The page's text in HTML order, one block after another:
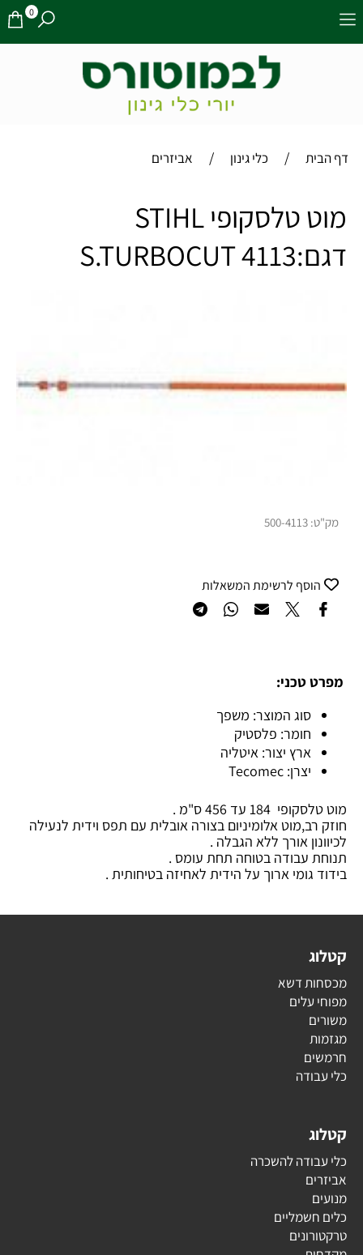
0
דף הבית / כלי גינון / אביזרים
מוט טלסקופי STIHL
דגם:S.TURBOCUT 4113
מק"ט: 500-4113
הוסף לרשימת המשאלות
מפרט טכני:
סוג המוצר: משפך
חומר: פלסטיק
ארץ יצור: איטליה
יצרן: Tecomec
מוט טלסקופי 184 עד 456 ס"מ .
חוזק רב,מוט אלומיניום בצורה אובלית עם תפס וידית לנעילה
לכיוונון אורך ללא הגבלה .
תנוחת עבודה בטוחה תחת עומס .
בידוד גומי ארוך על הידית לאחיזה בטיחותית .
קטלוג
מכסחות דשא
מפוחי עלים
משורים
מגזמות
חרמשים
כלי עבודה
קטלוג
כלי עבודה להשכרה
אביזרים
מנועים
כלים חשמליים
טרקטורונים